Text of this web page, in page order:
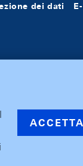
dei dati
ACCETTA